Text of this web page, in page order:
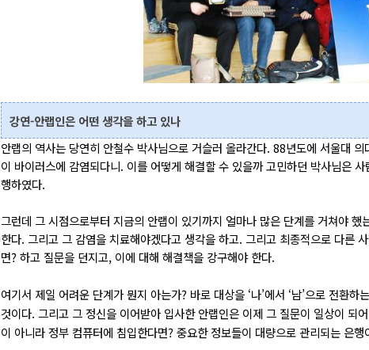
강연-안랩인은 어떤 생각을 하고 있나
안랩의 역사는 당연히 안철수 박사님으로 거슬러 올라간다. 88년도에 서울대
이 바이러스에 감염되다니. 이를 어떻게 해결할 수 있을까 고민하던 박사님은
행하였다.
그런데 그 시점으로부터 지금의 안랩이 있기까지 얼마나 많은 단계를 거쳐야
한다. 그리고 그 감염을 치료해야겠다고 생각을 하고. 그리고 최종적으로 다른
면? 하고 질문을 던지고, 이에 대해 해결책을 강구해야 한다.
여기서 제일 어려운 단계가 뭔지 아는가? 바로 대상을 ‘나’에서 ‘남’으로 전환
것이다. 그리고 그 정신을 이어받아 입사한 안랩인은 이제 그 질문이 일상이 되
이 아니라 정부 컴퓨터에 침입한다면? 중요한 정보들이 대량으로 관리되는 은